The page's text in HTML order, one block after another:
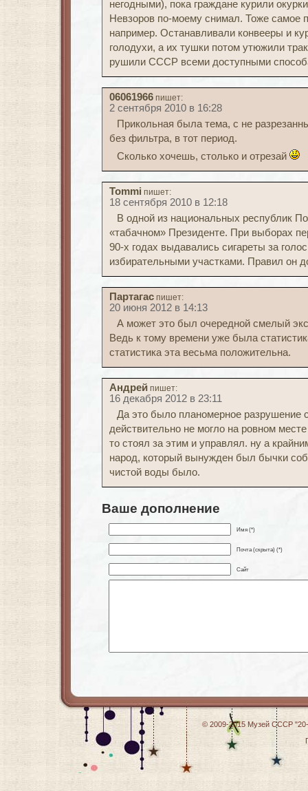
негодными), пока граждане курили
Невзоров по-моему снимал. Тоже самое
например. Останавливали конвееры и
голодухи, а их тушки потом утюжили
рушили СССР всеми доступными
06061966 пишет:
2 сентября 2010 в 16:28
Прикольная была тема, с не
без фильтра, в тот период.
Сколько хочешь, столько и отрезай
Tommi пишет:
18 сентября 2010 в 12:18
В одной из национальных республик
«табачном» Президенте. При выборах
90-х годах выдавались сигареты за
избирательными участками. Правил он
Партагас пишет:
20 июня 2012 в 14:13
А может это был очередной смелый
Ведь к тому времени уже была
статистика эта весьма положительна.
Андрей пишет:
16 декабря 2012 в 23:11
Да это было планомерное разрушение
действительно не могло на ровном
то стоял за этим и управлял. ну а
народ, который вынужден был бычки
чистой воды было.
Ваше дополнение
Имя (*)
Почта (скрыта) (*)
Сайт
© 2009-2015 Музей СССР